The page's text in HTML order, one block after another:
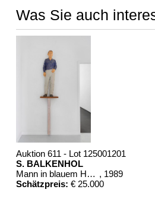
Was Sie auch
Auktion 611 - Lot 125001201
S. BALKENHOL
Mann in blauem Hemd , 1989
Schätzpreis: € 25.000